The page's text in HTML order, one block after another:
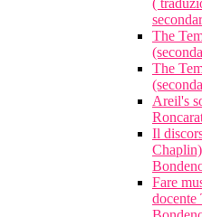
(
The
The
Areil's
Il
Fare
docente